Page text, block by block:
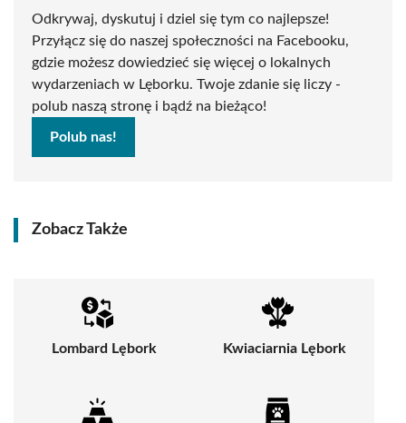
Odkrywaj, dyskutuj i dziel się tym co najlepsze!
Przyłącz się do naszej społeczności na Facebooku,
gdzie możesz dowiedzieć się więcej o lokalnych
wydarzeniach w Lęborku. Twoje zdanie się liczy -
polub naszą stronę i bądź na bieżąco!
Polub nas!
Zobacz Także
Lombard Lębork Kwiaciarnia Lębork